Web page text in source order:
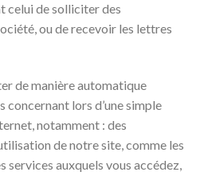
celui de solliciter des
ou de recevoir les lettres
de manière automatique
lors d’une simple
notamment : des
de notre site, comme les
services auxquels vous accédez,